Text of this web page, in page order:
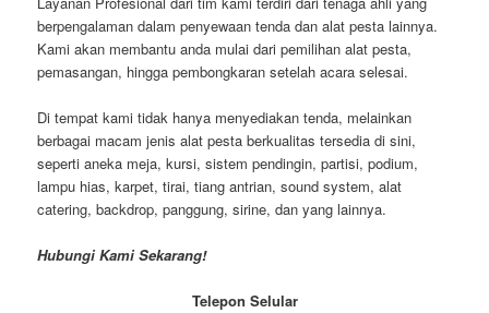
berpengalaman dalam penyewaan tenda dan alat pesta lainnya.
Kami akan membantu anda mulai dari pemilihan alat pesta,
pemasangan, hingga pembongkaran setelah acara selesai.
Di tempat kami tidak hanya menyediakan tenda, melainkan
berbagai macam jenis alat pesta berkualitas tersedia di sini,
seperti aneka meja, kursi, sistem pendingin, partisi, podium,
lampu hias, karpet, tirai, tiang antrian, sound system, alat
catering, backdrop, panggung, sirine, dan yang lainnya.
Hubungi Kami Sekarang!
Telepon Selular